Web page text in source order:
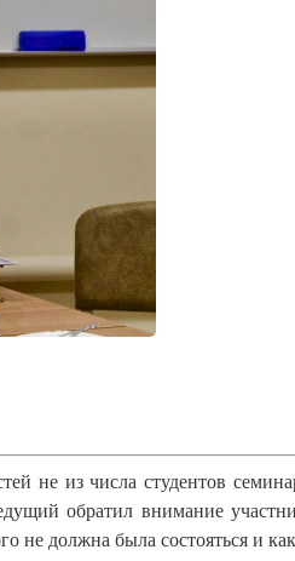
не из числа студентов
обратил внимание
не должна была состояться и